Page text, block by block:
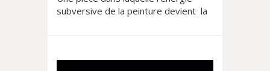
subversive de la peinture devient la